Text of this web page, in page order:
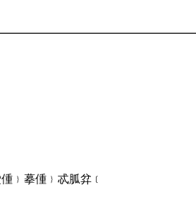
﹜摹偅﹜忒胍弅﹝